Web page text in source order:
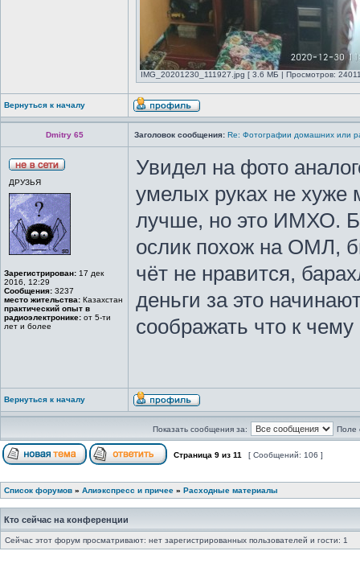
IMG_20201230_111927.jpg [ 3.6 МБ | Просмотров:
Вернуться к началу
Dmitry 65 Заголовок сообщения: Re: Фотографии домашних или
ДРУЗЬЯ
Зарегистрирован: 17 дек
2016, 12:29
Сообщения: 3237
место жительства: Казахстан
практический опыт в
радиоэлектронике: от 5-ти
лет и более
Увидел на фото
умелых руках не хуже
лучше, но это ИМХО.
ослик похож на ОМЛ,
чёт не нравится,
деньги за это
соображать что к чему
Вернуться к началу
Показать сообщения за: Поле
Страница 9 из 11 [ Сообщений: 106 ]
Список форумов » Алиэкспресс и причее » Расходные материалы
Кто сейчас на конференции
Сейчас этот форум просматривают: нет зарегистрированных пользователей и гости: 1